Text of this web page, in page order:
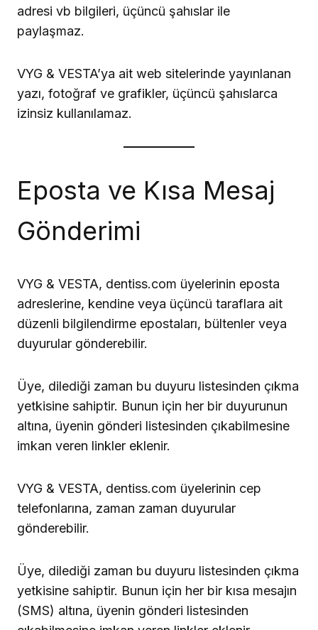
adresi vb bilgileri, üçüncü şahıslar ile
paylaşmaz.
VYG & VESTA’ya ait web sitelerinde yayınlanan
yazı, fotoğraf ve grafikler, üçüncü şahıslarca
izinsiz kullanılamaz.
Eposta ve Kısa Mesaj
Gönderimi
VYG & VESTA, dentiss.com üyelerinin eposta
adreslerine, kendine veya üçüncü taraflara ait
düzenli bilgilendirme epostaları, bültenler veya
duyurular gönderebilir.
Üye, dilediği zaman bu duyuru listesinden çıkma
yetkisine sahiptir. Bunun için her bir duyurunun
altına, üyenin gönderi listesinden çıkabilmesine
imkan veren linkler eklenir.
VYG & VESTA, dentiss.com üyelerinin cep
telefonlarına, zaman zaman duyurular
gönderebilir.
Üye, dilediği zaman bu duyuru listesinden çıkma
yetkisine sahiptir. Bunun için her bir kısa mesajın
(SMS) altına, üyenin gönderi listesinden